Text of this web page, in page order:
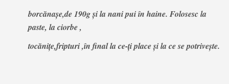
borcănaşe,de 190g şi la nani pui în haine. Folosesc la
paste, la ciorbe ,
tocăniţe,fripturi ,în final la ce-ţi place şi la ce se potriveşte.